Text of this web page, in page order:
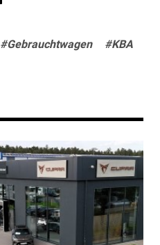
#Gebrauchtwagen
#KBA